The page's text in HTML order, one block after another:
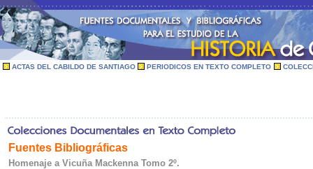
ACTAS DEL CABILDO DE SANTIAGO PERIODICOS EN TEXTO COMPLETO
Fuentes Bibliográficas
Homenaje a Vicuña Mackenna Tomo 2º.